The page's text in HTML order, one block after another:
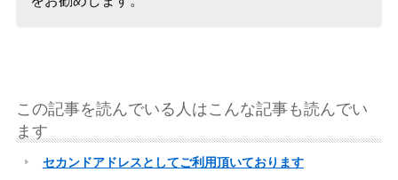
この記事を読んでいる人はこんな記事も読んでい
ます
セカンドアドレスとしてご利用頂いております